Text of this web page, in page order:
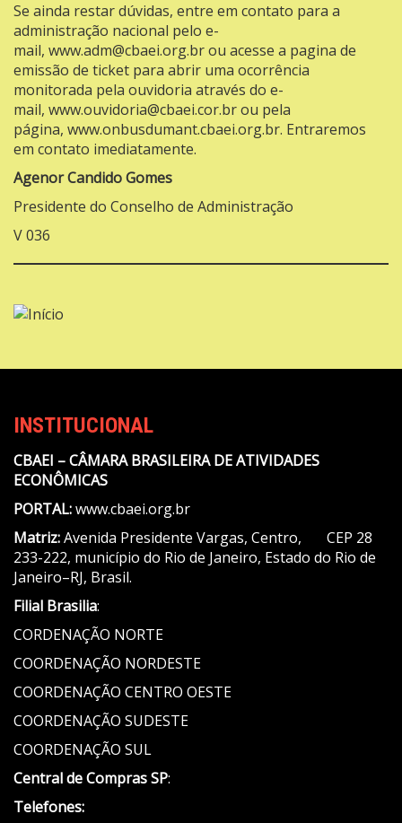
Se ainda restar dúvidas, entre em contato para a
administração nacional pelo e-
mail, www.adm@cbaei.org.brou acesse a pagina de
emissão de ticket para abrir uma ocorrência
monitorada pela ouvidoria através do e-
mail, www.ouvidoria@cbaei.cor.brou pela
página, www.onbusdumant.cbaei.org.br. Entraremos
em contato imediatamente.
Agenor CandidoGomes
Presidente do Conselho de Administração
V 036
INSTITUCIONAL
CBAEI – CÂMARA BRASILEIRA DE ATIVIDADES
ECONÔMICAS
PORTAL:www.cbaei.org.br
Matriz:Avenida Presidente Vargas, Centro, CEP 28
233-222, município do Rio de Janeiro, Estado do Rio de
Janeiro–RJ, Brasil.
Filial Brasilia:
CORDENAÇÃO NORTE
COORDENAÇÃO NORDESTE
COORDENAÇÃO CENTRO OESTE
COORDENAÇÃO SUDESTE
COORDENAÇÃO SUL
Central de Compras SP:
Telefones: